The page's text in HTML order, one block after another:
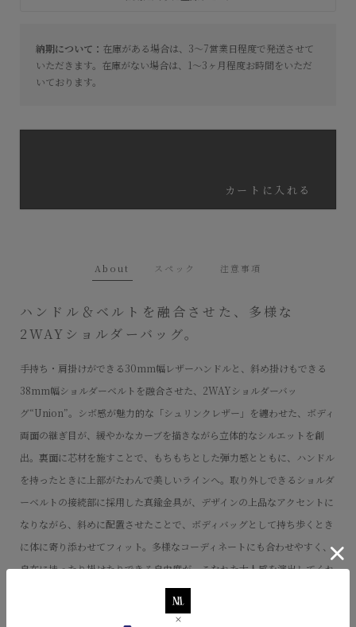
About スペック 注意事項
ハンドル＆ベルトを融合させた、多様な
2WAYショルダーバッグ。
手持ち・肩掛けができる30mm幅レザーハンドルと、斜め掛けもできる
38mm幅ショルダーベルトを融合させた、2WAYショルダーバッ
グ“Union”。シボ感が魅力的な「シュリンクレザー」を纏わせた、ボディ
両面の継ぎ目が、緩やかなカーブを描きながら立体的なシルエットを創
出。裏面に芯材を施すことで、もちもちとした弾力感とともに、ハンドル
を持ったときに上部がたわんで美しいラインへ。取り外しできるショルダ
ーベルトの接続部に採用した真鍮金具が、デザインの上品なアクセントに
なりながら、斜めに配置させたことで、ボディバッグとして持ち歩くとき
に体に寄り添わせてフィット。多様なコーディネートにも合わせやすく、
自在に持ったり掛けたりできる自由度が、こなれた大人感を演出してくれ
納期について： 在庫がある場合は、3〜7営業日程度で発送させて
いただきます。在庫がない場合は、1〜3ヶ月程度お時間をいただ
いております。
カートに入れる